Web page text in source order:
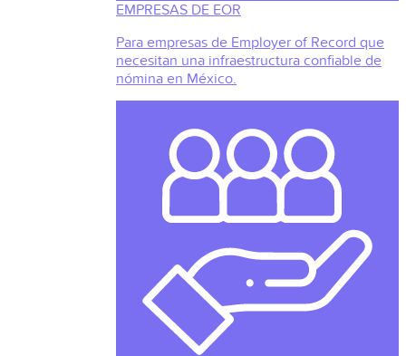
EMPRESAS DE EOR
Para empresas de Employer of Record que
necesitan una infraestructura confiable de
nómina en México.